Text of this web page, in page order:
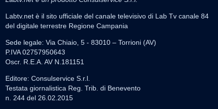
Labtv.net è il sito ufficiale del canale televisivo di Lab Tv canale 84
del digitale terrestre Regione Campania
Sede legale: Via Chiaio, 5 - 83010 – Torrioni (AV)
P.IVA 02757950643
Oscr. R.E.A. AV N.181151
Editore: Consulservice S.r.l.
Testata giornalistica Reg. Trib. di Benevento
n. 244 del 26.02.2015